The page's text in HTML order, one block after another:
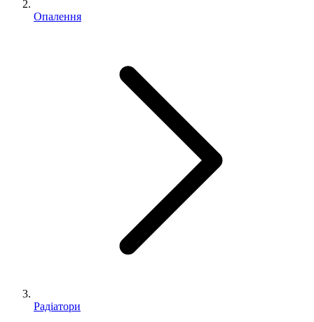
Опалення
Радіатори